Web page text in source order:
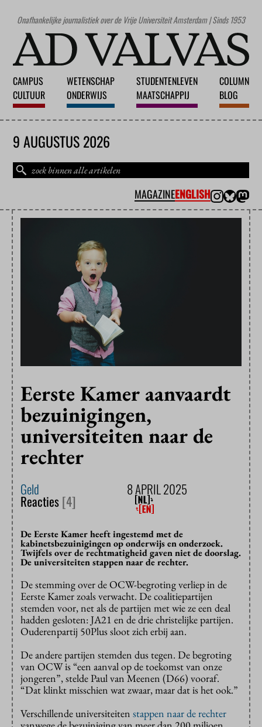
Onafhankelijke journalistiek over de Vrije Universiteit Amsterdam | Sinds 1953
CAMPUS
CULTUUR
WETENSCHAP
ONDERWIJS
STUDENTENLEVEN
MAATSCHAPPIJ
COLUMN
BLOG
9 AUGUSTUS 2026
MAGAZINEENGLISH
Eerste Kamer aanvaardt
bezuinigingen,
universiteiten naar de
rechter
Geld 8 APRIL 2025
Reacties[4]
De Eerste Kamer heeft ingestemd met de
kabinetsbezuinigingen op onderwijs en onderzoek.
Twijfels over de rechtmatigheid gaven niet de doorslag.
De universiteiten stappen naar de rechter.
De stemming over de OCW-begroting verliep in de
Eerste Kamer zoals verwacht. De coalitiepartijen
stemden voor, net als de partijen met wie ze een deal
hadden gesloten: JA21 en de drie christelijke partijen.
Ouderenpartij 50Plus sloot zich erbij aan.
De andere partijen stemden dus tegen. De begroting
van OCW is “een aanval op de toekomst van onze
jongeren”, stelde Paul van Meenen (D66) vooraf.
“Dat klinkt misschien wat zwaar, maar dat is het ook.”
Verschillende universiteiten stappen naar de rechter